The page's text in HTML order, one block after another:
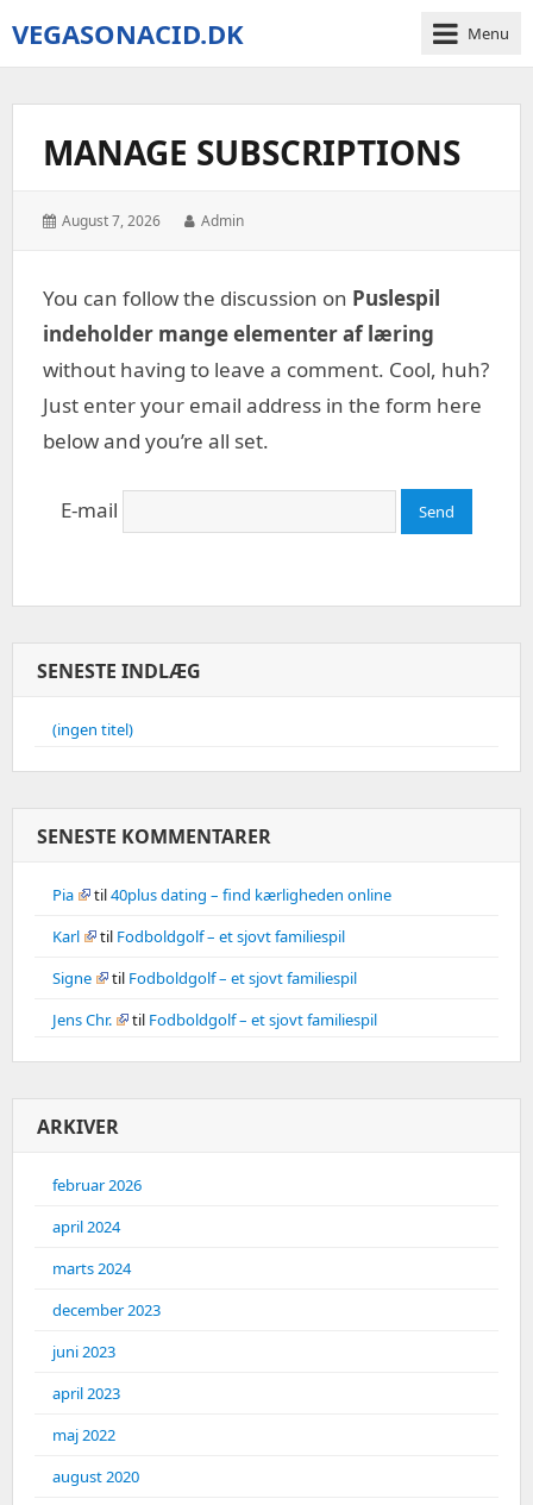
VEGASONACID.DK
Vegas
On
Menu
MANAGE SUBSCRIPTIONS
Posted
August 7, 2026 Author:
Admin
You can follow the discussion on Puslespil
indeholder mange elementer af læring
without having to leave a comment. Cool, huh?
Just enter your email address in the form here
below and you’re all set.
E-mail
SENESTE INDLÆG
(ingen titel)
SENESTE KOMMENTARER
Pia til40plus dating – find kærligheden online
Karl
til Fodboldgolf – et sjovt familiespil
Signe
til Fodboldgolf – et sjovt familiespil
Jens Chr.
til Fodboldgolf – et sjovt familiespil
ARKIVER
februar 2026
april 2024
marts 2024
december 2023
juni 2023
april 2023
maj 2022
august 2020